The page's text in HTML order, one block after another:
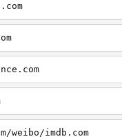
weibo/imdb.com